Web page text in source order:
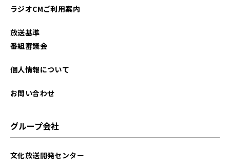
ラジオCMご利用案内
放送基準
番組審議会
個人情報について
お問い合わせ
グループ会社
文化放送開発センター